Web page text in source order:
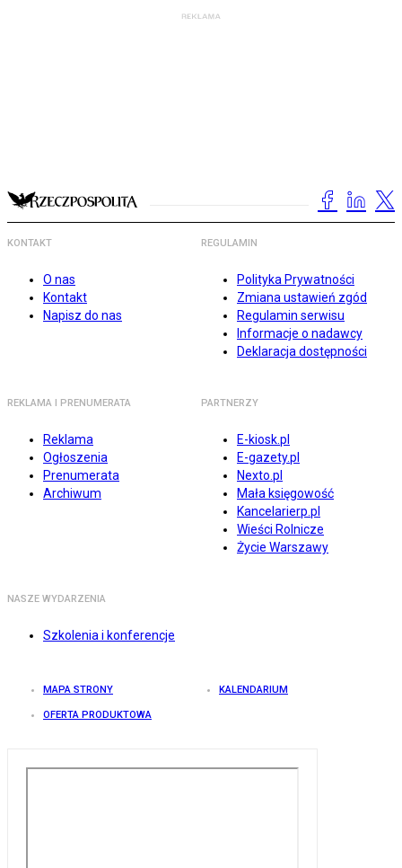
KONTAKT
O nas
Kontakt
Napisz do nas
REGULAMIN
Polityka Prywatności
Zmiana ustawień zgód
Regulamin serwisu
Informacje o nadawcy
Deklaracja dostępności
REKLAMA I PRENUMERATA
Reklama
Ogłoszenia
Prenumerata
Archiwum
PARTNERZY
E-kiosk.pl
E-gazety.pl
Nexto.pl
Mała księgowość
Kancelarierp.pl
Wieści Rolnicze
Życie Warszawy
NASZE WYDARZENIA
Szkolenia i konferencje
MAPA STRONY KALENDARIUM
OFERTA PRODUKTOWA